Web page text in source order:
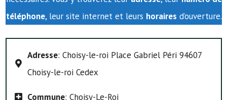
téléphone, leur site internet et leurs horaires d’ouverture.
Adresse: Choisy-le-roi Place Gabriel Péri 94607
Choisy-le-roi Cedex
Commune: Choisy-Le-Roi